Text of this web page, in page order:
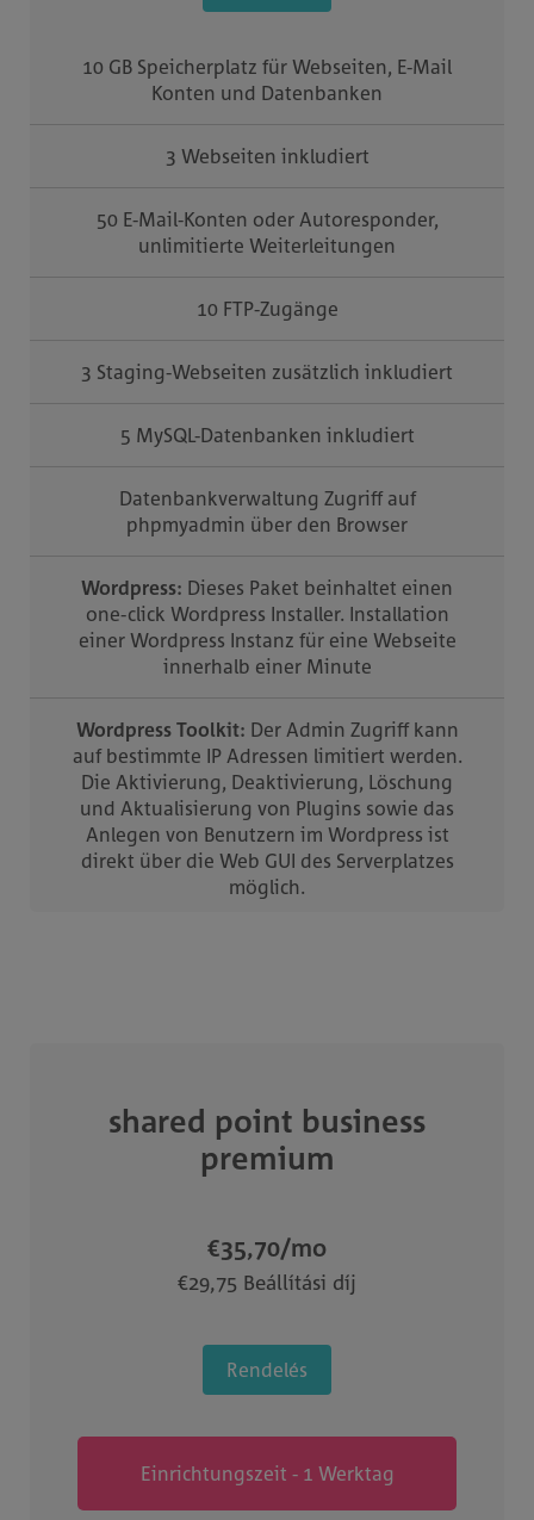
10 GB Speicherplatz für Webseiten, E-Mail
Konten und Datenbanken
3 Webseiten inkludiert
50 E-Mail-Konten oder Autoresponder,
unlimitierte Weiterleitungen
10 FTP-Zugänge
3 Staging-Webseiten zusätzlich inkludiert
5 MySQL-Datenbanken inkludiert
Datenbankverwaltung Zugriff auf
phpmyadmin über den Browser
Wordpress: Dieses Paket beinhaltet einen
one-click Wordpress Installer. Installation
einer Wordpress Instanz für eine Webseite
innerhalb einer Minute
Wordpress Toolkit: Der Admin Zugriff kann
auf bestimmte IP Adressen limitiert werden.
Die Aktivierung, Deaktivierung, Löschung
und Aktualisierung von Plugins sowie das
Anlegen von Benutzern im Wordpress ist
direkt über die Web GUI des Serverplatzes
möglich.
shared point business
premium
€35,70/mo
€29,75 Beállítási díj
Rendelés
Einrichtungszeit - 1 Werktag